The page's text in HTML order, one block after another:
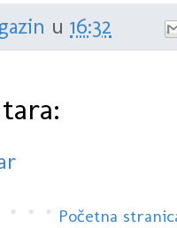
u 16:32
Početna